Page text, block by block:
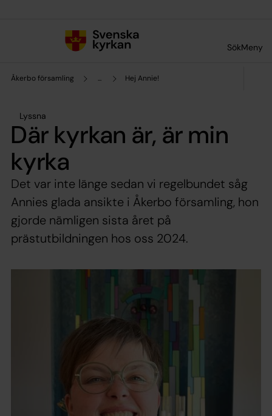
SökMeny
Åkerbo församling ... Hej Annie!
Lyssna
Där kyrkan är, är min
kyrka
Det var inte länge sedan vi regelbundet såg
Annies glada ansikte i Åkerbo församling, hon
gjorde nämligen sista året på
prästutbildningen hos oss 2024.